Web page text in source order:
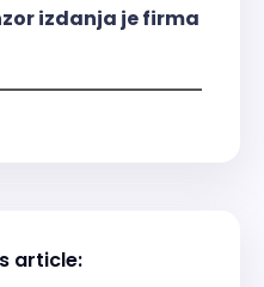
izdanja je firma
article: